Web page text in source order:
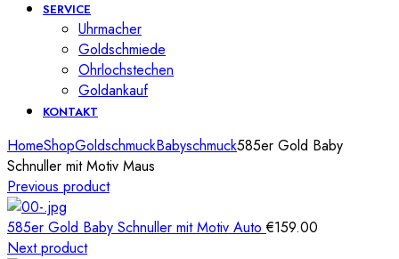
SERVICE
Uhrmacher
Goldschmiede
Ohrlochstechen
Goldankauf
KONTAKT
HomeShopGoldschmuckBabyschmuck585er Gold Baby
Schnuller mit Motiv Maus
Previous product
585er Gold Baby Schnuller mit Motiv Auto€159.00
Next product